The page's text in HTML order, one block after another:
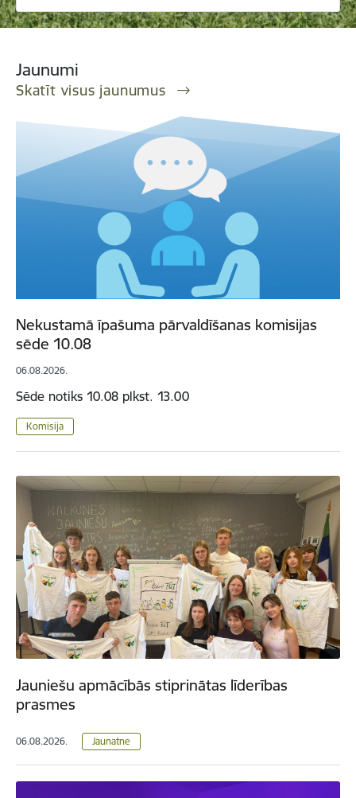
Jaunumi
Skatīt visus jaunumus
Nekustamā īpašuma pārvaldīšanas komisijas
sēde 10.08
06.08.2026.
Sēde notiks 10.08 plkst. 13.00
Komisija
Jauniešu apmācībās stiprinātas līderības
prasmes
06.08.2026. Jaunatne